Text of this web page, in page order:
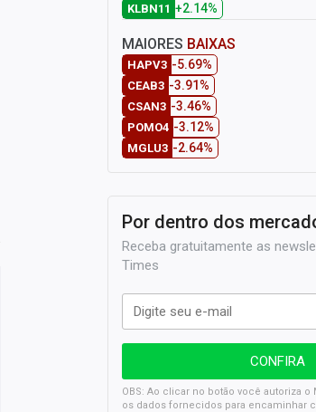
KLBN11 +2.14%
MAIORES BAIXAS
HAPV3 -5.69%
CEAB3 -3.91%
CSAN3 -3.46%
POMO4 -3.12%
MGLU3 -2.64%
Por dentro dos
Receba gratuitamente as
Times
OBS: Ao clicar no botão você autoriza
os dados fornecidos para encaminhar